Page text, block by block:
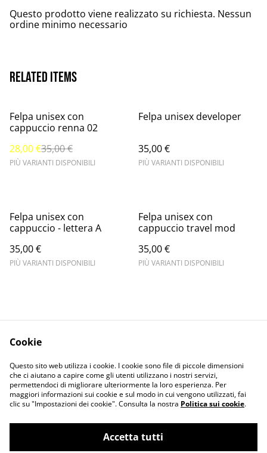
Questo prodotto viene realizzato su richiesta. Nessun
ordine minimo necessario
Related items
%
Felpa unisex con
cappuccio renna 02
28,00 €35,00 €
PIÙ VARIANTI DISPONIBILI
Felpa unisex developer
35,00 €
PIÙ VARIANTI DISPONIBILI
Felpa unisex con
cappuccio - lettera A
35,00 €
PIÙ VARIANTI DISPONIBILI
Felpa unisex con
cappuccio travel mod
35,00 €
PIÙ VARIANTI DISPONIBILI
Informativa sulla
privacy
Terms and
conditions
Cookie
Questo sito web utilizza i cookie. I cookie sono file di piccole dimensioni
che ci aiutano a capire come gli utenti utilizzano i nostri servizi,
permettendoci di migliorare ulteriormente la loro esperienza. Per
maggiori informazioni sui cookie e sul modo in cui vengono utilizzati, fai
clic su "Impostazioni dei cookie". Consulta la nostra Politica sui cookie.
Accetta tutti